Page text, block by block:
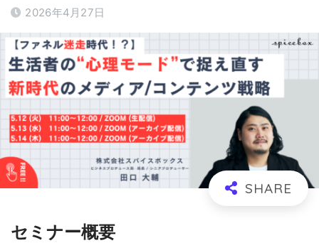
2026年4月27日
セミナー概要